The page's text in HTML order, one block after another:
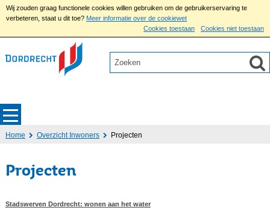
Wij zouden graag functionele cookies willen gebruiken om de gebruikerservaring te
verbeteren, staat u dit toe? Meer informatie over de cookiewet
Cookies toestaan
Cookies niet toestaan
Home Overzicht Inwoners Projecten
Projecten
Stadswerven Dordrecht: wonen aan het water